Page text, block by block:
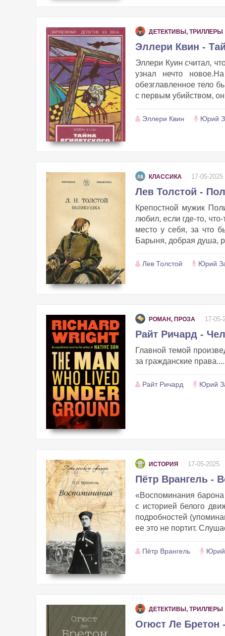
ДЕТЕКТИВЫ, ТРИЛЛЕРЫ
Эллери Квин -
Эллери Куин считал,
узнал нечто
обезглавленное тело
с первым убийством,
Эллери Квин Юрий
КЛАССИКА 17-05-2025
Лев Толстой -
Крепостной мужик
любил, если где-то,
место у себя, за что
Барыня, добрая душа,
Лев Толстой Юрий
РОМАН, ПРОЗА 17-05-
Райт Ричард -
Главной темой
за гражданские права....
Райт Ричард Юрий
ИСТОРИЯ 17-05-2025
Пётр Врангель -
«Воспоминания барона
с историей белого
подробностей
ее это не портит.
Пётр Врангель Юрий
ДЕТЕКТИВЫ, ТРИЛЛЕРЫ
Огюст Ле Бретон